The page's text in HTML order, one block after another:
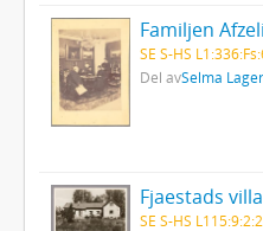
SE S-HS
Del avSelma
SE S-HS